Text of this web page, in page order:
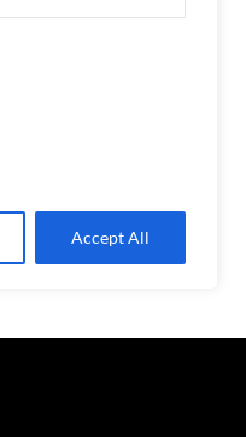
Accept All